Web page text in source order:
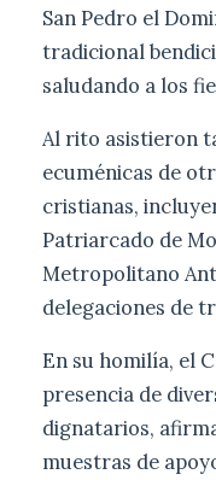
San Pedro el
tradicional
saludando a los
Al rito asistieron
ecuménicas de
cristianas,
Patriarcado de
Metropolitano
delegaciones de
En su homilía, el
presencia de
dignatarios,
muestras de